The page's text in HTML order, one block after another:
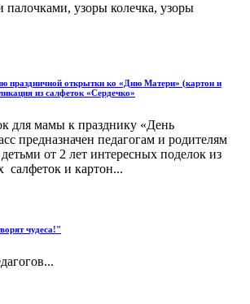
узоры колечка, узоры
праздничной открытки ко «Дню Матери» (картон и
из салфеток «Сердечко»
для мамы к празднику «День
предназначен педагогам и родителям
от 2 лет интересных поделок из
и картон...
чудеса!"